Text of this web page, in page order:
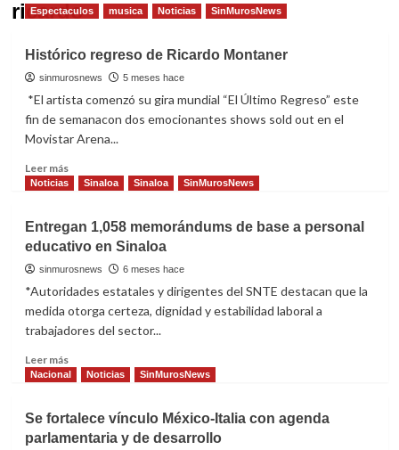
ricardo
Espectaculos musica Noticias SinMurosNews
Histórico regreso de Ricardo Montaner
sinmurosnews 5 meses hace
*El artista comenzó su gira mundial “El Último Regreso” este
fin de semanacon dos emocionantes shows sold out en el
Movistar Arena...
Leer másRead
more
regreso
de
Ricardo
Montaner
Noticias Sinaloa Sinaloa SinMurosNews
Entregan 1,058 memorándums de base a personal
educativo en Sinaloa
sinmurosnews 6 meses hace
*Autoridades estatales y dirigentes del SNTE destacan que la
medida otorga certeza, dignidad y estabilidad laboral a
trabajadores del sector...
Leer másRead
more
1,058
memorándums
Nacional Noticias SinMurosNews
Se fortalece vínculo México-Italia con agenda
parlamentaria y de desarrollo